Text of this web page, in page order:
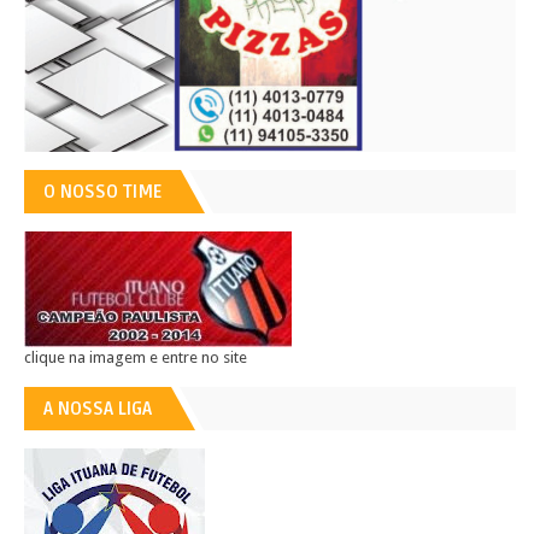
O NOSSO TIME
clique na imagem e entre no site
A NOSSA LIGA